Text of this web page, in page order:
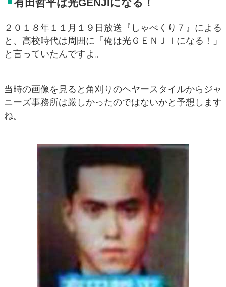
２０１８年１１月１９日放送『しゃべくり７』による
と、高校時代は周囲に「俺は光ＧＥＮＪＩになる！」
と言っていたんですよ。
当時の画像を見ると角刈りのヘヤースタイルからジャ
ニーズ事務所は厳しかったのではないかと予想します
ね。